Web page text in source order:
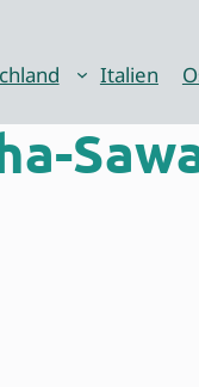
Italien